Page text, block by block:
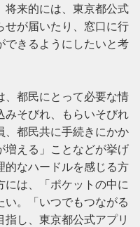
将来的には、東京都公式
せが届いたり、窓口に行
できるようにしたいと考
、都民にとって必要な情
みそびれ、もらいそびれ
、都民共に手続きにかか
増える」ことなどが挙げ
的なハードルを感じる方
は、「ポケットの中に
。「いつでもつながる
し、東京都公式アプリ